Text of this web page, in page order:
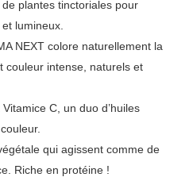
plantes tinctoriales pour
lumineux.
NEXT colore naturellement la
couleur intense, naturels et
C, un duo d’huiles
qui agissent comme de
Riche en protéine !